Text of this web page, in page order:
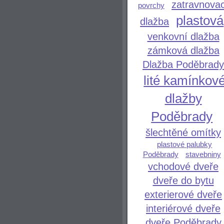
povrchy
dlažba
plastová
venkovní dlažba
zámková dlažba
Dlažba Poděbrady
lité
dlažby
Poděbrady
šlechtěné omítky
plastové palubky
Poděbrady
stavebniny
vchodové dveře
dveře do bytu
exterierové dveře
interiérové dveře